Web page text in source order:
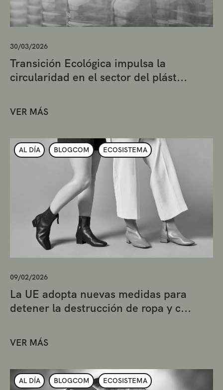
30/03/2026
Transición Ecológica impulsa la
circularidad en el sector del plást...
VER MÁS
AL DÍA BLOGCOM ECOSISTEMA
09/02/2026
La UE adopta nuevas medidas para
detener la destrucción de ropa y c...
VER MÁS
AL DÍA BLOGCOM ECOSISTEMA